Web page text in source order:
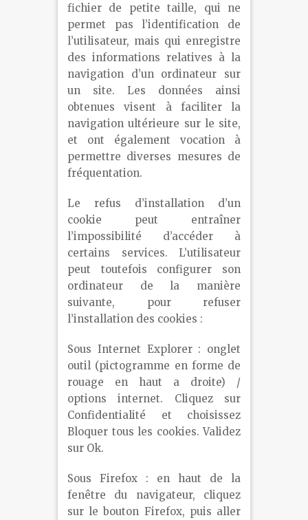
fichier de petite taille, qui ne
permet pas l’identification de
l’utilisateur, mais qui enregistre
des informations relatives à la
navigation d’un ordinateur sur
un site. Les données ainsi
obtenues visent à faciliter la
navigation ultérieure sur le site,
et ont également vocation à
permettre diverses mesures de
fréquentation.
Le refus d’installation d’un
cookie peut entraîner
l’impossibilité d’accéder à
certains services. L’utilisateur
peut toutefois configurer son
ordinateur de la manière
suivante, pour refuser
l’installation des cookies :
Sous Internet Explorer : onglet
outil (pictogramme en forme de
rouage en haut a droite) /
options internet. Cliquez sur
Confidentialité et choisissez
Bloquer tous les cookies. Validez
sur Ok.
Sous Firefox : en haut de la
fenêtre du navigateur, cliquez
sur le bouton Firefox, puis aller